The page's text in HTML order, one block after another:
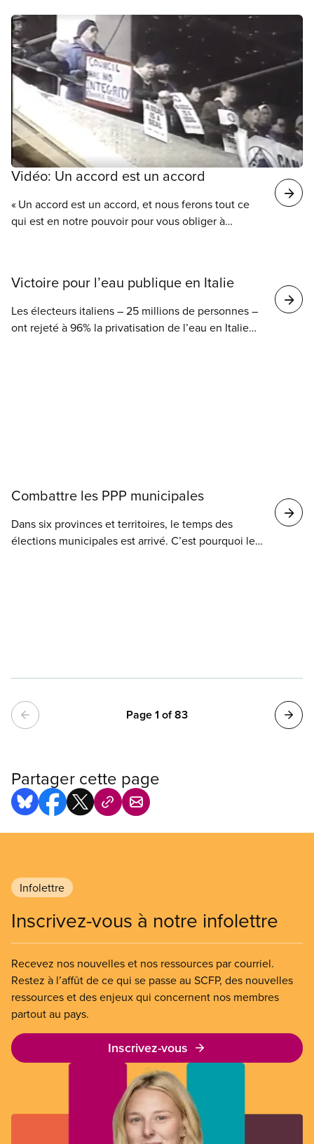
de police.
Vidéo: Un accord est un accord
« Un accord est un accord, et nous ferons tout ce
qui est en notre pouvoir pour vous obliger à
conseil a annoncé son intention d’ouvrir la
convention collective du SCFP 500 afin de réduire
les salaires des employés municipaux. Regardez la
vidéo du SCFP « Un accord est un accord » pour
Victoire pour l’eau publique en Italie
Les électeurs italiens – 25 millions de personnes –
ont rejeté à 96% la privatisation de l’eau en Italie
Combattre les PPP municipales
Dans six provinces et territoires, le temps des
élections municipales est arrivé. C’est pourquoi les
Pagination Page 1 of 83
Partager cette page
Infolettre
Inscrivez-vous à notre infolettre
Recevez nos nouvelles et nos ressources par courriel.
Restez à l’affût de ce qui se passe au SCFP, des nouvelles
ressources et des enjeux qui concernent nos membres
partout au pays.
Inscrivez-vous